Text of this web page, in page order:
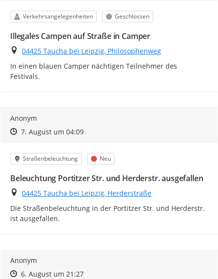
Kategorie
Verkehrsangelegenheiten Status
Geschlossen
Illegales Campen auf Straße in Camper
Ort
04425 Taucha bei Leipzig, Philosophenweg
In einen blauen Camper nächtigen Teilnehmer des
Festivals.
Anonym
Zeitpunkt des Erstellens
Zeitpunkt des Erstellens
7. August um 04:09Zur Äußerung
Kategorie
Straßenbeleuchtung Status
Neu
Beleuchtung Portitzer Str. und Herderstr. ausgefallen
Ort
04425 Taucha bei Leipzig, Herderstraße
Die Straßenbeleuchtung in der Portitzer Str. und Herderstr.
ist ausgefallen.
Anonym
Zeitpunkt des Erstellens
Zeitpunkt des Erstellens
6. August um 21:27Zur Äußerung